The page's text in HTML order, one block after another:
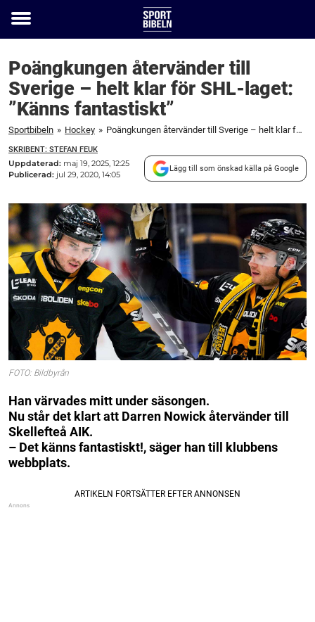
Toggle
Poängkungen återvänder till
Sverige – helt klar för SHL-laget:
”Känns fantastiskt”
Sportbibeln » Hockey » Poängkungen återvänder till Sverige – helt klar för SHL-laget: "Känns fantastiskt"
SKRIBENT: STEFAN FEUK
Uppdaterad: maj 19, 2025, 12:25
Publicerad: jul 29, 2020, 14:05
Lägg till som önskad källa på Google
FOTO: Bildbyrån
Han värvades mitt under säsongen.
Nu står det klart att Darren Nowick återvänder till
Skellefteå AIK.
– Det känns fantastiskt!, säger han till klubbens
webbplats.